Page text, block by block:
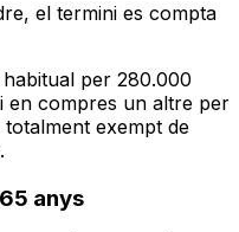
el termini es compta
per 280.000
en compres un altre per
exempt de
anys